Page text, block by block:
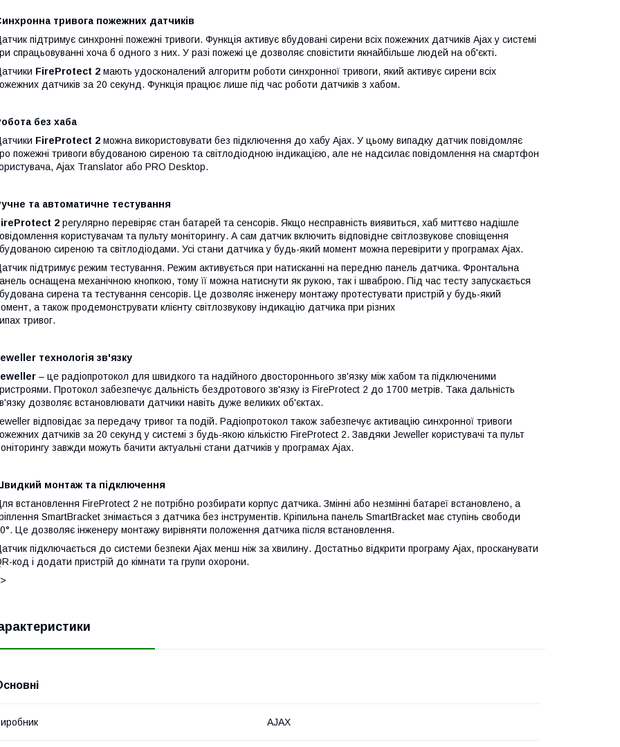
тривога пожежних датчиків
підтримує синхронні пожежні тривоги. Функція активує вбудовані сирени всіх пожежних датчиків Ajax у системі
спрацьовуванні хоча б одного з них. У разі пожежі це дозволяє сповістити якнайбільше людей на об'єкті.
FireProtect 2 мають удосконалений алгоритм роботи синхронної тривоги, який активує сирени всіх
датчиків за 20 секунд. Функція працює лише під час роботи датчиків з хабом.
без хаба
FireProtect 2 можна використовувати без підключення до хабу Ajax. У цьому випадку датчик повідомляє
пожежні тривоги вбудованою сиреною та світлодіодною індикацією, але не надсилає повідомлення на смартфон
Ajax Translator або PRO Desktop.
та автоматичне тестування
2 регулярно перевіряє стан батарей та сенсорів. Якщо несправність виявиться, хаб миттєво надішле
користувачам та пульту моніторингу. А сам датчик включить відповідне світлозвукове сповіщення
сиреною та світлодіодами. Усі стани датчика у будь-який момент можна перевірити у програмах Ajax.
підтримує режим тестування. Режим активується при натисканні на передню панель датчика. Фронтальна
оснащена механічною кнопкою, тому її можна натиснути як рукою, так і шваброю. Під час тесту запускається
сирена та тестування сенсорів. Це дозволяє інженеру монтажу протестувати пристрій у будь-який
а також продемонструвати клієнту світлозвукову індикацію датчика при різних
тривог.
технологія зв'язку
– це радіопротокол для швидкого та надійного двостороннього зв'язку між хабом та підключеними
Протокол забезпечує дальність бездротового зв'язку із FireProtect 2 до 1700 метрів. Така дальність
дозволяє встановлювати датчики навіть дуже великих об'єктах.
відповідає за передачу тривог та подій. Радіопротокол також забезпечує активацію синхронної тривоги
датчиків за 20 секунд у системі з будь-якою кількістю FireProtect 2. Завдяки Jeweller користувачі та пульт
завжди можуть бачити актуальні стани датчиків у програмах Ajax.
монтаж та підключення
встановлення FireProtect 2 не потрібно розбирати корпус датчика. Змінні або незмінні батареї встановлено, а
SmartBracket знімається з датчика без інструментів. Кріпильна панель SmartBracket має ступінь свободи
Це дозволяє інженеру монтажу вирівняти положення датчика після встановлення.
підключається до системи безпеки Ajax менш ніж за хвилину. Достатньо відкрити програму Ajax, просканувати
код і додати пристрій до кімнати та групи охорони.
AJAX